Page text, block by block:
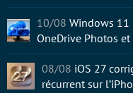
10/08 Windows 11
OneDrive Photos
08/08 iOS 27
récurrent sur